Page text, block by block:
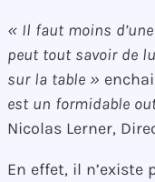
« Il faut moins d’une
peut tout savoir de
sur la table »
est un formidable
Nicolas Lerner,
En effet, il